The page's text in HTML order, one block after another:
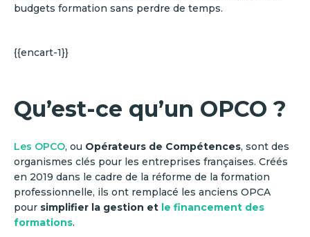
budgets formation sans perdre de temps.
{{encart-1}}
Qu’est-ce qu’un OPCO ?
Les OPCO, ou Opérateurs de Compétences, sont des
organismes clés pour les entreprises françaises. Créés
en 2019 dans le cadre de la réforme de la formation
professionnelle, ils ont remplacé les anciens OPCA
pour simplifier la gestion et le financement des
formations.